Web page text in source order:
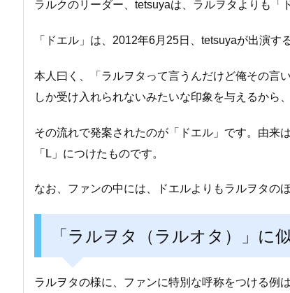
ラルクのリーダー、tetsuyaは、ラルヲタよりも「
「ドエル」は、2012年6月25日、tetsuyaが出演す
本人曰く、「ラルヲタって言うんだけど俺その言
しか受け入れられないみたいな印象を与えるから
その流れで発案されたのが「ドエル」です。由来
「L」につけたものです。
なお、ファンの中には、ドエルよりもラルヲタの
「ラルヲタ（ラルオタ）」に
ラルヲタの様に、ファンに特別な呼称をつける例